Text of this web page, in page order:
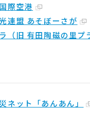
際空港
連盟 あそぼーさが
（旧 有田陶磁の里プ
ネット「あんあん」